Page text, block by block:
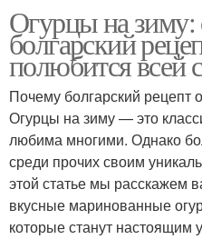
Огурцы на
болгарский
полюбится всей
Почему болгарский рецепт
Огурцы на зиму — это
любима многими. Однако
среди прочих своим
этой статье мы расскажем
вкусные маринованные
которые станут настоящим